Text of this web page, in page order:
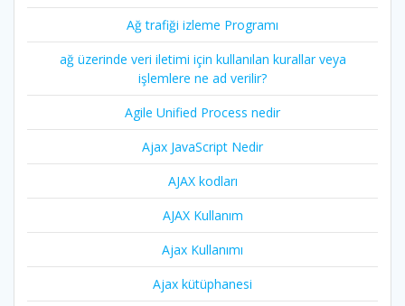
Ağ trafiği izleme Programı
ağ üzerinde veri iletimi için kullanılan kurallar veya
işlemlere ne ad verilir?
Agile Unified Process nedir
Ajax JavaScript Nedir
AJAX kodları
AJAX Kullanım
Ajax Kullanımı
Ajax kütüphanesi